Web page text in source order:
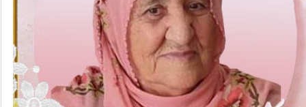
Değerli Büyüğümüz Fade
Değerli Büyüğümüz İbrahim